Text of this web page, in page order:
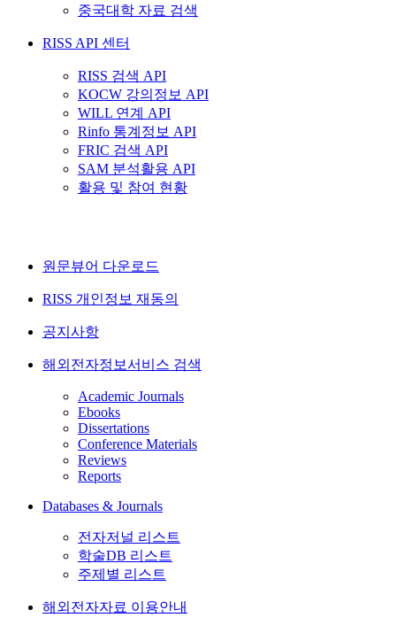
중국대학 자료 검색
RISS API 센터
RISS 검색 API
KOCW 강의정보 API
WILL 연계 API
Rinfo 통계정보 API
FRIC 검색 API
SAM 분석활용 API
활용 및 참여 현황
원문뷰어 다운로드
RISS 개인정보 재동의
공지사항
해외전자정보서비스 검색
Academic Journals
Ebooks
Dissertations
Conference Materials
Reviews
Reports
Databases & Journals
전자저널 리스트
학술DB 리스트
주제별 리스트
해외전자자료 이용안내